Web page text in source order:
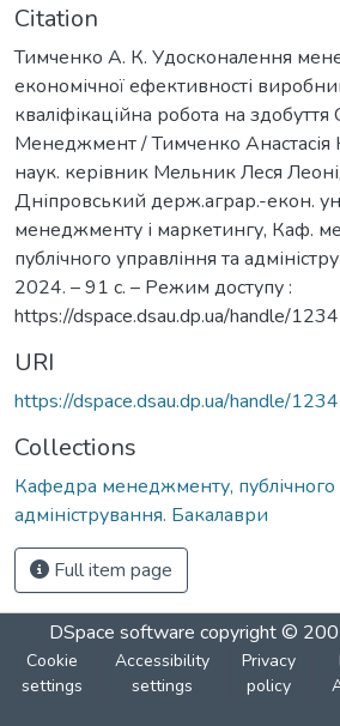
Citation
Тимченко А. К. Удосконалення
економічної ефективності
кваліфікаційна робота на
Менеджмент / Тимченко Анастасія
наук. керівник Мельник Леся
Дніпровський держ.аграр.-екон.
менеджменту і маркетингу, Каф.
публічного управління та
2024. – 91 с. – Режим доступу :
https://dspace.dsau.dp.ua/handle/
URI
https://dspace.dsau.dp.ua/handle/
Collections
Кафедра менеджменту, публічного
адміністрування. Бакалаври
Full item page
DSpace software copyright ©
Cookie
settings
Accessibility
settings
Privacy
policy